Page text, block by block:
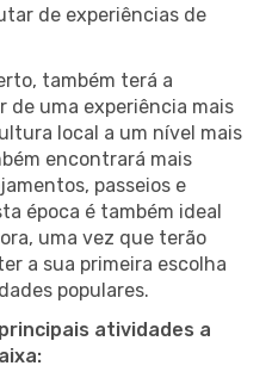
de experiências de
também terá a
uma experiência mais
local a um nível mais
encontrará mais
passeios e
época é também ideal
uma vez que terão
a sua primeira escolha
populares.
atividades a